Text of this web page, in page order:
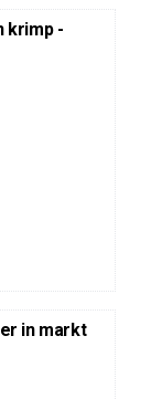
krimp -
in markt